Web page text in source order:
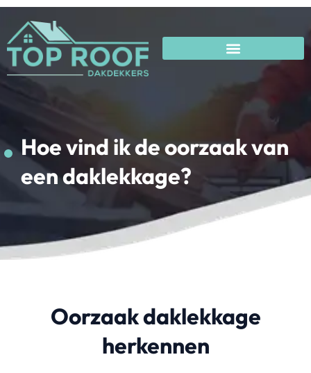
Hoe vind ik de
oorzaak van een
daklekkage?
Hoe vind ik de oorzaak van
een daklekkage?
Oorzaak daklekkage
herkennen